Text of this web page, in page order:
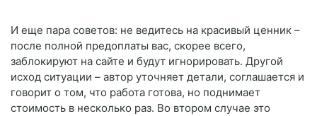
И еще пара советов: не ведитесь на красивый ценник –
после полной предоплаты вас, скорее всего,
заблокируют на сайте и будут игнорировать. Другой
исход ситуации – автор уточняет детали, соглашается и
говорит о том, что работа готова, но поднимает
стоимость в несколько раз. Во втором случае это